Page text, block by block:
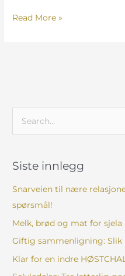
Read More »
e
t
t
e
Siste innlegg
Snarveien til nære
spørsmål!
Melk, brød og mat for sjela
Giftig sammenligning:
Klar for en indre